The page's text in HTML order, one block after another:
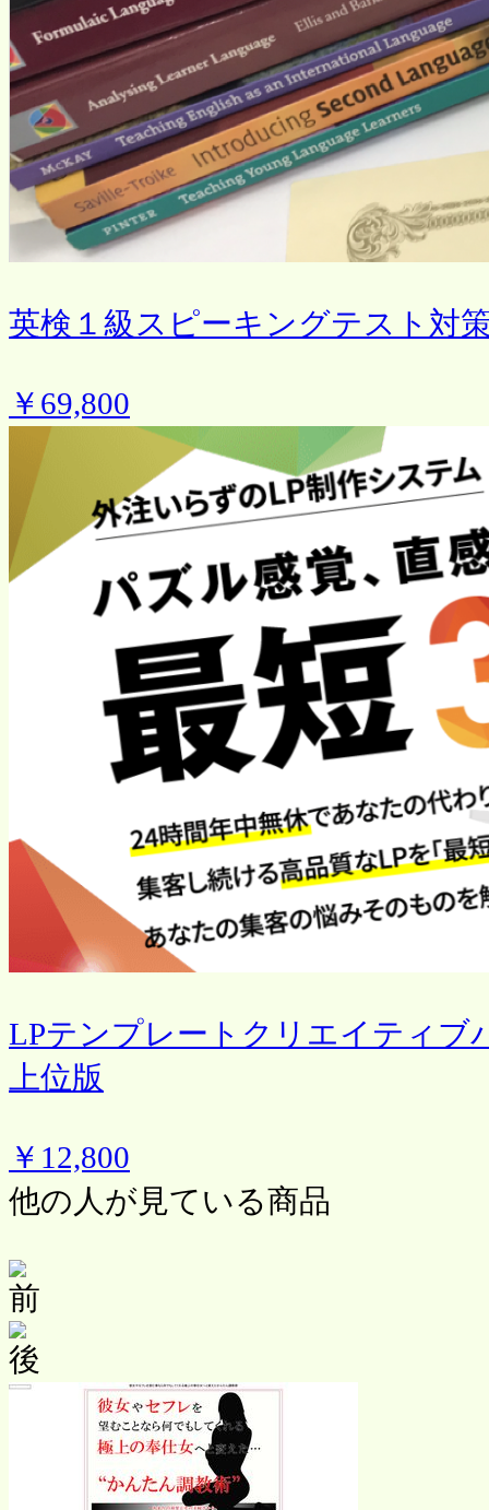
英検１級スピーキングテスト対
￥69,800
LPテンプレートクリエイティブ
上位版
￥12,800
他の人が見ている商品